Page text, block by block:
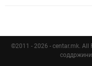
©2011 - 2026 - centar.mk. All